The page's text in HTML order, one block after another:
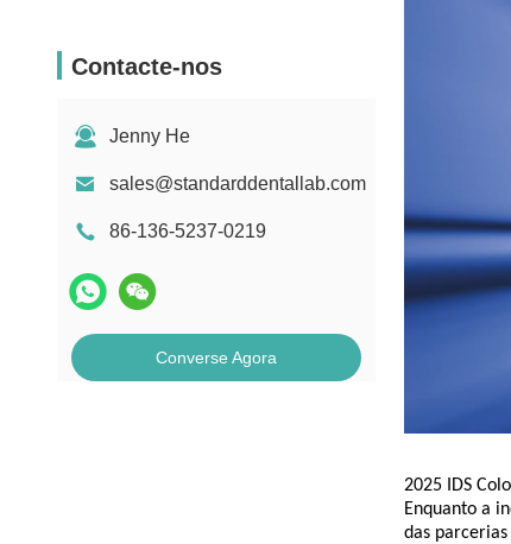
Contacte-nos
Jenny He
sales@standarddentallab.com
86-136-5237-0219
Converse Agora
2025 IDS
Enquanto a
das